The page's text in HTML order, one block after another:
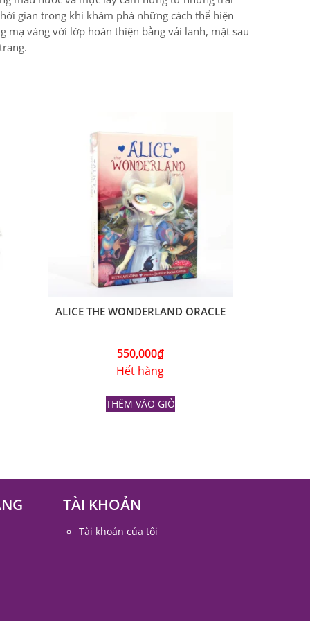
vàng với lớp hoàn thiện bằng vải lanh, mặt sau
ALICE THE WONDERLAND ORACLE
Hết hàng
THÊM VÀO GIỎ
TÀI KHOẢN
Tài khoản của tôi